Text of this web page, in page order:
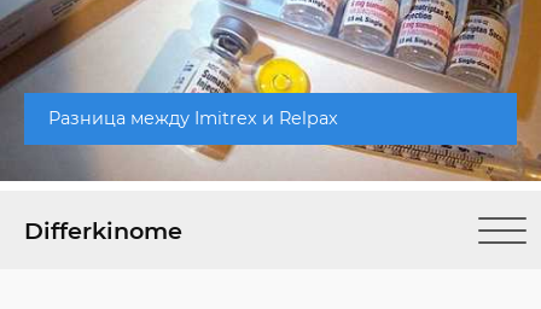
Разница между Imitrex и Relpax
Differkinome